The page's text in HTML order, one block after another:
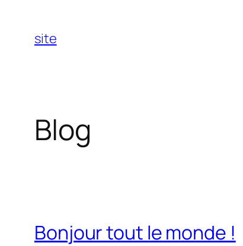
contenu
site
Blog
Bonjour tout le monde !